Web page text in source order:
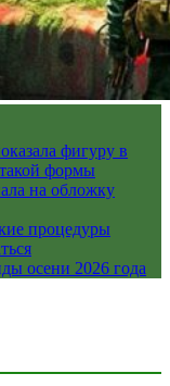
фигуру в
формы
на обложку
процедуры
осени 2026 года